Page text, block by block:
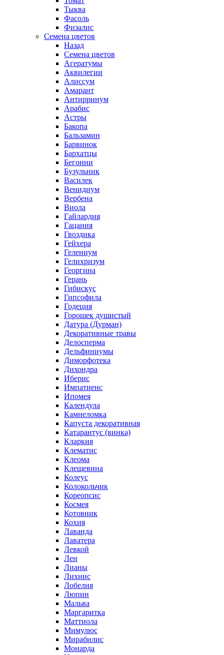
Тыква
Фасоль
Физалис
Семена цветов
Назад
Семена цветов
Агератумы
Аквилегии
Алиссум
Амарант
Антирринум
Арабис
Астры
Бакопа
Бальзамин
Барвинок
Бархатцы
Бегонии
Бузульник
Василек
Венидиум
Вербена
Виола
Гайлардия
Гацания
Гвоздика
Гейхера
Гелениум
Гелихризум
Георгина
Герань
Гибискус
Гипсофила
Годеция
Горошек душистый
Датура (Дурман)
Декоративные травы
Делосперма
Дельфиниумы
Диморфотека
Дихондра
Иберис
Импатиенс
Ипомея
Календула
Камнеломка
Капуста декоративная
Катарантус (винка)
Кларкия
Клематис
Клеома
Клещевина
Колеус
Колокольчик
Кореопсис
Космея
Котовник
Кохия
Лаванда
Лаватера
Левкой
Лен
Лианы
Лихнис
Лобелия
Люпин
Мальва
Маргаритка
Маттиола
Мимулюс
Мирабилис
Монарда